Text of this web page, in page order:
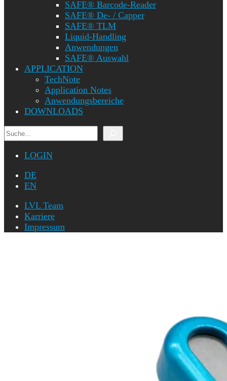
SAFE® Barcode-Reader
SAFE® De- / Capper
SAFE® TLM
Liquid-Handling
Anwendungen
SAFE® Auswahl
APPLICATION
TechNote
Application Notes
Anwendungsbereiche
DOWNLOADS
Suchen
LOGIN
DE
EN
LVL Team
Karriere
Impressum